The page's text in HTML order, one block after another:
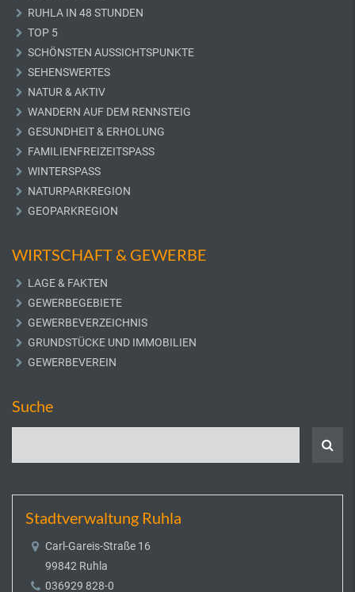
RUHLA IN 48 STUNDEN
TOP 5
SCHÖNSTEN AUSSICHTSPUNKTE
SEHENSWERTES
NATUR & AKTIV
WANDERN AUF DEM RENNSTEIG
GESUNDHEIT & ERHOLUNG
FAMILIENFREIZEITSPASS
WINTERSPASS
NATURPARKREGION
GEOPARKREGION
WIRTSCHAFT & GEWERBE
LAGE & FAKTEN
GEWERBEGEBIETE
GEWERBEVERZEICHNIS
GRUNDSTÜCKE UND IMMOBILIEN
GEWERBEVEREIN
Suche
Stadtverwaltung Ruhla
Carl-Gareis-Straße 16
99842 Ruhla
036929 828-0